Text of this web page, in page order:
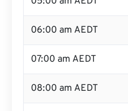
06:00 am AEDT
07:00 am AEDT
08:00 am AEDT